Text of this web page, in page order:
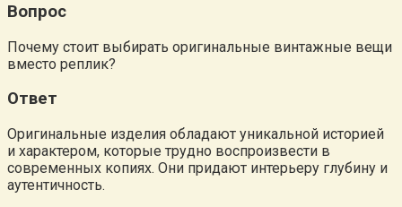
Вопрос
Почему стоит выбирать оригинальные винтажные вещи
вместо реплик?
Ответ
Оригинальные изделия обладают уникальной историей
и характером, которые трудно воспроизвести в
современных копиях. Они придают интерьеру глубину и
аутентичность.